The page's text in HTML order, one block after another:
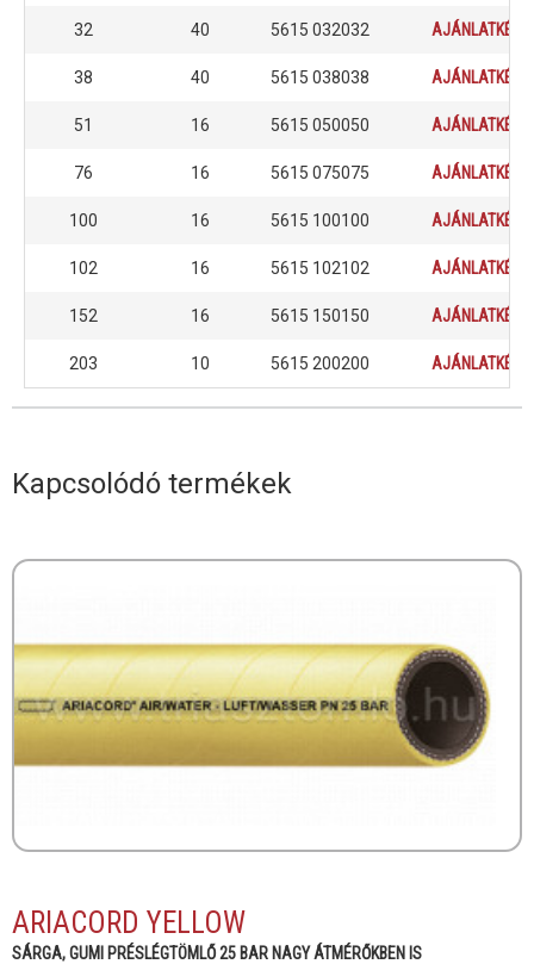
32 40 5615 032032
38 40 5615 038038
51 16 5615 050050
76 16 5615 075075
100 16 5615 100100
102 16 5615 102102
152 16 5615 150150
203 10 5615 200200
Kapcsolódó termékek
ARIACORD YELLOW
SÁRGA, GUMI PRÉSLÉGTÖMLŐ 25 BAR NAGY ÁTMÉRŐKBEN IS